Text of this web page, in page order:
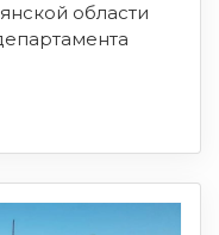
области